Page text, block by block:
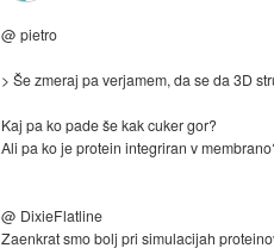
@ pietro
> Še zmeraj pa verjamem, da se da 3D
Kaj pa ko pade še kak cuker gor?
Ali pa ko je protein integriran v
@ DixieFlatline
Zaenkrat smo bolj pri simulacijah